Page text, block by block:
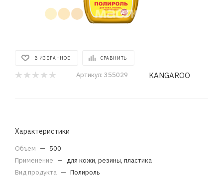
В ИЗБРАННОЕ СРАВНИТЬ
Артикул: 355029 KANGAROO
Характеристики
Объем — 500
Применение — для кожи, резины, пластика
Вид продукта — Полироль